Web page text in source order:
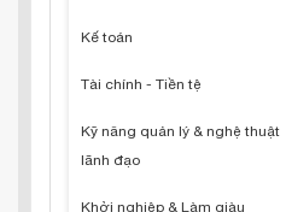
Kế toán
Tài chính - Tiền tệ
Kỹ năng quản lý & nghệ thuật
lãnh đạo
Khởi nghiệp & Làm giàu